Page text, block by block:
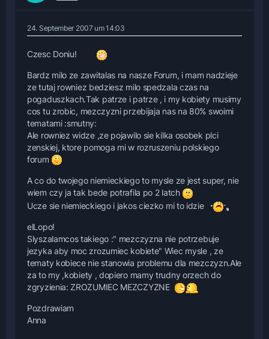
24. September 2007 um 14:03
Czesc Doniu!
Bardz milo ze zawitalas na nasze Forum, i mam nadzieje
ze tutaj rowniez bedziesz milo spedzala czas na
pogaduszkach.Tak patrze i patrze , i my kobiety musimy
cos tu zrobic, mezczyzni przebijaja nas na 80% swoimi
tematami :smutny:
Ale rowniez widze ,ze pojawilo sie kilka osobek plci
zenskiej, ktore pomoga mi w rozruszeniu polskiego
forum
A co do twojego niemieckiego to mysle ze jest super, nie
wiem czy ja tak bede potrafila po 2 latch
Ucze sie niemieckiego i jakos ciezko mi to idzie
elLopo!
Slyszalamcos takiego :" mezczyzna nie potrzebuje
jezyka aby moc zrozumiec kobiete" Wiec mysle , ze
tematy kobiece nie stanowia problemu dla mezczyzn.Ale
za to my ,kobiety , dopiero mamy trudny orzech do
zgryzienia: ZROZUMIEC MEZCZYZNE
Pozdrawiam
Anna